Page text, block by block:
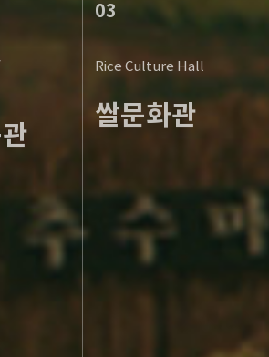
03
Rice Culture Hall
쌀문화관